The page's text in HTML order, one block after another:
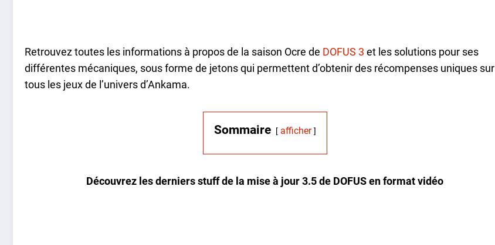
Retrouvez toutes les informations à propos de la saison Ocre de DOFUS 3 et les solutions pour ses
différentes mécaniques, sous forme de jetons qui permettent d’obtenir des récompenses uniques sur
tous les jeux de l’univers d’Ankama.
Sommaire afficher
Découvrez les derniers stuff de la mise à jour 3.5 de DOFUS en format vidéo